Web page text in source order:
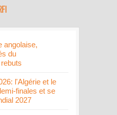
angolaise,
du
l'Algérie et le
finales et se
2027